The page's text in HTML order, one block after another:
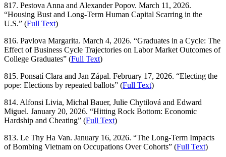
817. Pestova Anna and Alexander Popov. March 11, 2026.
“Housing Bust and Long-Term Human Capital Scarring in the
U.S.” (Full Text)
816. Pavlova Margarita. March 4, 2026. “Graduates in a Cycle: The
Effect of Business Cycle Trajectories on Labor Market Outcomes of
College Graduates” (Full Text)
815. Ponsatí Clara and Jan Zápal. February 17, 2026. “Electing the
pope: Elections by repeated ballots” (Full Text)
814. Alfonsi Livia, Michal Bauer, Julie Chytilová and Edward
Miguel. January 20, 2026. “Hitting Rock Bottom: Economic
Hardship and Cheating” (Full Text)
813. Le Thy Ha Van. January 16, 2026. “The Long-Term Impacts
of Bombing Vietnam on Occupations Over Cohorts” (Full Text)